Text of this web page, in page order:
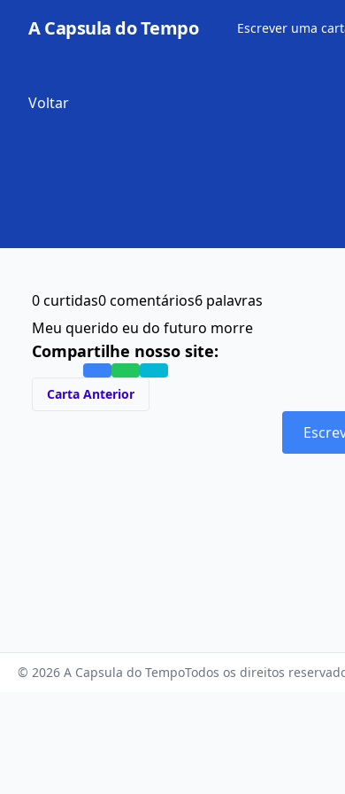
A Capsula do Tempo Escrever uma
Voltar
0 curtidas0 comentários6 palavras
Meu querido eu do futuro morre
Compartilhe nosso site:
Carta Anterior
© 2026 A Capsula do TempoTodos os direitos